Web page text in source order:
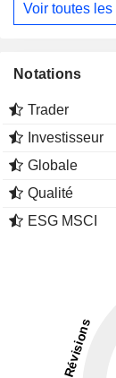
Voir toutes
Notations
Trader
Investisseur
Globale
Qualité
ESG MSCI